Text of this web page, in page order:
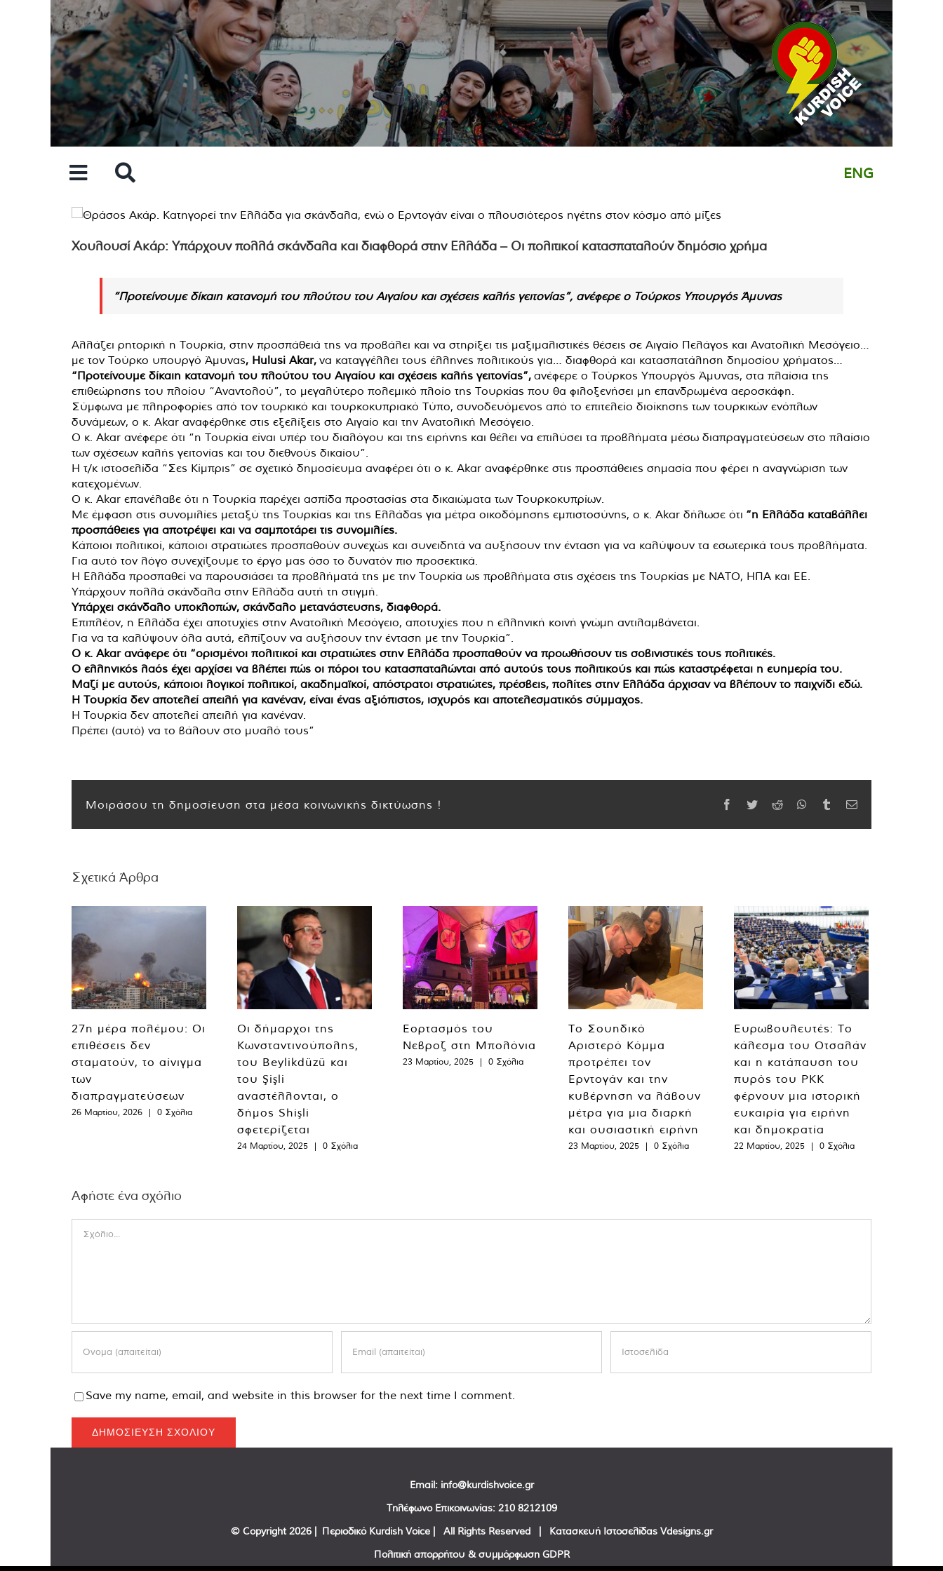
ENG
Χουλουσί Ακάρ: Υπάρχουν πολλά σκάνδαλα και διαφθορά στην Ελλάδα – Οι πολιτικοί κατασπαταλούν δημόσιο χρήμα
“Προτείνουμε δίκαιη κατανομή του πλούτου του Αιγαίου και σχέσεις καλής γειτονίας”, ανέφερε ο Τούρκος Υπουργός Άμυνας
Αλλάζει ρητορική η Τουρκία, στην προσπάθειά της να προβάλει και να στηρίξει τις μαξιμαλιστικές θέσεις σε Αιγαίο Πελάγος και Ανατολική Μεσόγειο…
με τον Τούρκο υπουργό Άμυνας, Hulusi Akar, να καταγγέλλει τους έλληνες πολιτικούς για… διαφθορά και κατασπατάληση δημοσίου χρήματος…
“Προτείνουμε δίκαιη κατανομή του πλούτου του Αιγαίου και σχέσεις καλής γειτονίας”, ανέφερε ο Τούρκος Υπουργός Άμυνας, στα πλαίσια της
επιθεώρησης του πλοίου “Αναντολού”, το μεγαλύτερο πολεμικό πλοίο της Τουρκίας που θα φιλοξενήσει μη επανδρωμένα αεροσκάφη.
Σύμφωνα με πληροφορίες από τον τουρκικό και τουρκοκυπριακό Τύπο, συνοδευόμενος από το επιτελείο διοίκησης των τουρκικών ενόπλων
δυνάμεων, ο κ. Akar αναφέρθηκε στις εξελίξεις στο Αιγαίο και την Ανατολική Μεσόγειο.
Ο κ. Akar ανέφερε ότι “η Τουρκία είναι υπέρ του διαλόγου και της ειρήνης και θέλει να επιλύσει τα προβλήματα μέσω διαπραγματεύσεων στο πλαίσιο
των σχέσεων καλής γειτονίας και του διεθνούς δικαίου”.
Η τ/κ ιστοσελίδα “Σες Κίμπρις” σε σχετικό δημοσίευμα αναφέρει ότι ο κ. Akar αναφέρθηκε στις προσπάθειες σημασία που φέρει η αναγνώριση των
κατεχομένων.
Ο κ. Akar επανέλαβε ότι η Τουρκία παρέχει ασπίδα προστασίας στα δικαιώματα των Τουρκοκυπρίων.
Με έμφαση στις συνομιλίες μεταξύ της Τουρκίας και της Ελλάδας για μέτρα οικοδόμησης εμπιστοσύνης, ο κ. Akar δήλωσε ότι “η Ελλάδα καταβάλλει
προσπάθειες για αποτρέψει και να σαμποτάρει τις συνομιλίες.
Κάποιοι πολιτικοί, κάποιοι στρατιώτες προσπαθούν συνεχώς και συνειδητά να αυξήσουν την ένταση για να καλύψουν τα εσωτερικά τους προβλήματα.
Για αυτό τον λόγο συνεχίζουμε το έργο μας όσο το δυνατόν πιο προσεκτικά.
Η Ελλάδα προσπαθεί να παρουσιάσει τα προβλήματά της με την Τουρκία ως προβλήματα στις σχέσεις της Τουρκίας με ΝΑΤΟ, ΗΠΑ και ΕΕ.
Υπάρχουν πολλά σκάνδαλα στην Ελλάδα αυτή τη στιγμή.
Υπάρχει σκάνδαλο υποκλοπών, σκάνδαλο μετανάστευσης, διαφθορά.
Επιπλέον, η Ελλάδα έχει αποτυχίες στην Ανατολική Μεσόγειο, αποτυχίες που η ελληνική κοινή γνώμη αντιλαμβάνεται.
Για να τα καλύψουν όλα αυτά, ελπίζουν να αυξήσουν την ένταση με την Τουρκία”.
Ο κ. Akar ανάφερε ότι “ορισμένοι πολιτικοί και στρατιώτες στην Ελλάδα προσπαθούν να προωθήσουν τις σοβινιστικές τους πολιτικές.
Ο ελληνικός λαός έχει αρχίσει να βλέπει πώς οι πόροι του κατασπαταλώνται από αυτούς τους πολιτικούς και πώς καταστρέφεται η ευημερία του.
Μαζί με αυτούς, κάποιοι λογικοί πολιτικοί, ακαδημαϊκοί, απόστρατοι στρατιώτες, πρέσβεις, πολίτες στην Ελλάδα άρχισαν να βλέπουν το παιχνίδι εδώ.
Η Τουρκία δεν αποτελεί απειλή για κανέναν, είναι ένας αξιόπιστος, ισχυρός και αποτελεσματικός σύμμαχος.
Η Τουρκία δεν αποτελεί απειλή για κανέναν.
Πρέπει (αυτό) να το βάλουν στο μυαλό τους”
Μοιράσου τη δημοσίευση στα μέσα κοινωνικής δικτύωσης ! Facebook
TwitterReddit WhatsApp
TumblrEmail
Σχετικά Άρθρα
27η μέρα πολέμου: Οι
επιθέσεις δεν
σταματούν, το αίνιγμα
των
διαπραγματεύσεων
26 Μαρτίου, 2026 | 0 Σχόλια
Οι δήμαρχοι της
Κωνσταντινούπολης,
του Beylikdüzü και
του Şişli
αναστέλλονται, ο
δήμος Shişli
σφετερίζεται
24 Μαρτίου, 2025 | 0 Σχόλια
Εορτασμός του
Νεβροζ στη Μπολόνια
23 Μαρτίου, 2025 | 0 Σχόλια
Το Σουηδικό
Αριστερό Κόμμα
προτρέπει τον
Ερντογάν και την
κυβέρνηση να λάβουν
μέτρα για μια διαρκή
και ουσιαστική ειρήνη
23 Μαρτίου, 2025 | 0 Σχόλια
Ευρωβουλευτές: Το
κάλεσμα του Οτσαλάν
και η κατάπαυση του
πυρός του PKK
φέρνουν μια ιστορική
ευκαιρία για ειρήνη
και δημοκρατία
22 Μαρτίου, 2025 | 0 Σχόλια
Αφήστε ένα σχόλιο
Save my name, email, and website in this browser for the next time I comment.
Email: info@kurdishvoice.gr
Τηλέφωνο Επικοινωνίας: 210 8212109
© Copyright 2026 | Περιοδικό Kurdish Voice | All Rights Reserved | Κατασκευή Ιστοσελίδας Vdesigns.gr
Πολιτική απορρήτου & συμμόρφωση GDPR